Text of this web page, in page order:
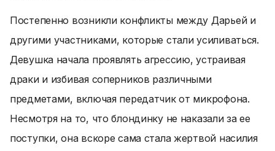
Постепенно возникли конфликты между Дарьей и
другими участниками, которые стали усиливаться.
Девушка начала проявлять агрессию, устраивая
драки и избивая соперников различными
предметами, включая передатчик от микрофона.
Несмотря на то, что блондинку не наказали за ее
поступки, она вскоре сама стала жертвой насилия